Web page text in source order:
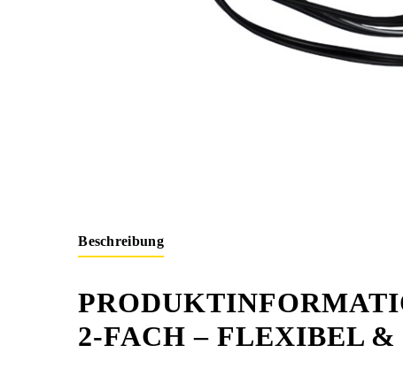
Beschreibung
2-FACH – FLEXIBEL